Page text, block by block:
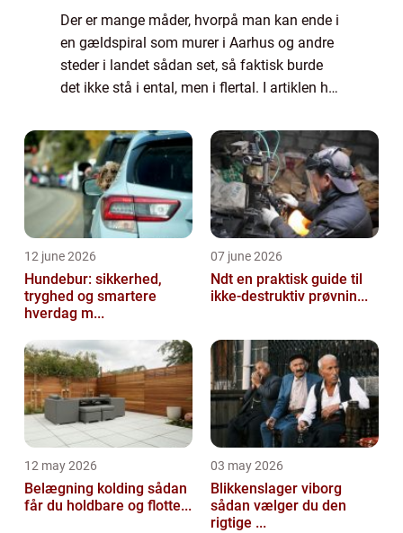
Der er mange måder, hvorpå man kan ende i
en gældspiral som murer i Aarhus og andre
steder i landet sådan set, så faktisk burde
det ikke stå i ental, men i flertal. I artiklen her
12 june 2026
Hundebur: sikkerhed,
tryghed og smartere
hverdag m...
07 june 2026
Ndt en praktisk guide til
ikke-destruktiv prøvnin...
12 may 2026
Belægning kolding sådan
får du holdbare og flotte...
03 may 2026
Blikkenslager viborg
sådan vælger du den
rigtige ...